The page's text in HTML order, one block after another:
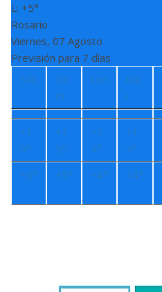
L: +5°
Rosario
Viernes, 07 Agosto
Previsión para 7 días
Sáb
Do
m
Lun
Ma
r
+1
6°
+1
5°
+1
4°
+1
3°
+6° +5° +4° +4°